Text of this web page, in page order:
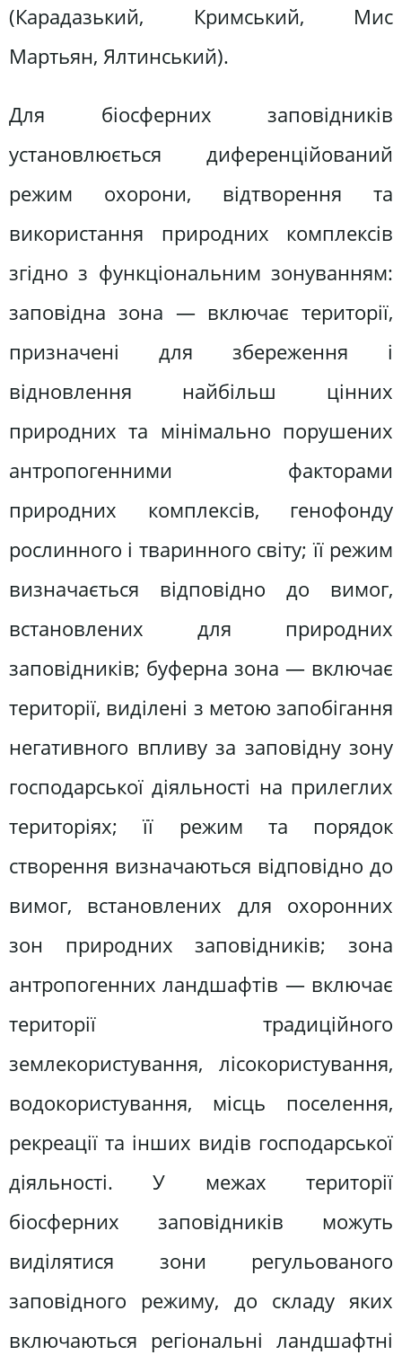
(Карадазький, Кримський, Мис
Мартьян, Ялтинський).
Для біосферних заповідників
установлюється диференційований
режим охорони, відтворення та
використання природних комплексів
згідно з функціональним зонуванням:
заповідна зона — включає території,
призначені для збереження і
відновлення найбільш цінних
природних та мінімально порушених
антропогенними факторами
природних комплексів, генофонду
рослинного і тваринного світу; її режим
визначається відповідно до вимог,
встановлених для природних
заповідників; буферна зона — включає
території, виділені з метою запобігання
негативного впливу за заповідну зону
господарської діяльності на прилеглих
територіях; її режим та порядок
створення визначаються відповідно до
вимог, встановлених для охоронних
зон природних заповідників; зона
антропогенних ландшафтів — включає
території традиційного
землекористування, лісокористування,
водокористування, місць поселення,
рекреації та інших видів господарської
діяльності. У межах території
біосферних заповідників можуть
виділятися зони регульованого
заповідного режиму, до складу яких
включаються регіональні ландшафтні